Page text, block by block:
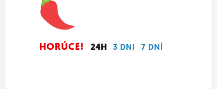
HORÚCE! 24H 3 DNI 7 DNÍ